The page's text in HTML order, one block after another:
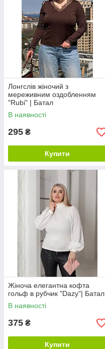
Лонгслів жіночий з
мереживним оздобленням
"Rubi" | Батал
В наявності
295 ₴
Купити
Жіноча елегантна кофта
гольф в рубчик "Dazy"| Батал
В наявності
375 ₴
Купити